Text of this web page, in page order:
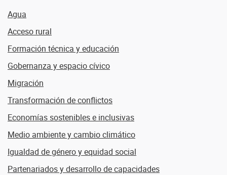
Agua
Acceso rural
Formación técnica y educación
Gobernanza y espacio cívico
Migración
Transformación de conflictos
Economías sostenibles e inclusivas
Medio ambiente y cambio climático
Igualdad de género y equidad social
Partenariados y desarrollo de capacidades